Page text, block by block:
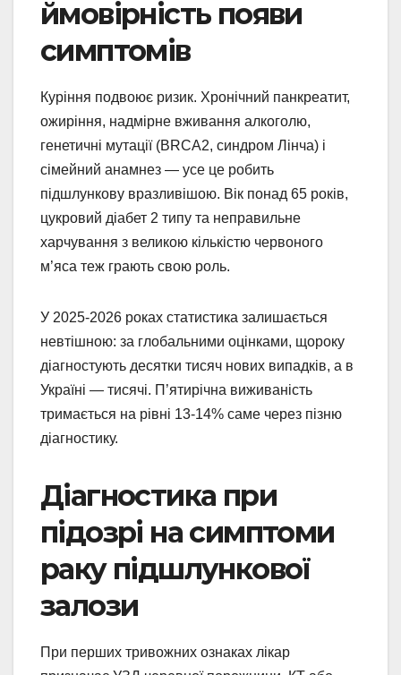
ймовірність появи
симптомів
Куріння подвоює ризик. Хронічний панкреатит,
ожиріння, надмірне вживання алкоголю,
генетичні мутації (BRCA2, синдром Лінча) і
сімейний анамнез — усе це робить
підшлункову вразливішою. Вік понад 65 років,
цукровий діабет 2 типу та неправильне
харчування з великою кількістю червоного
м’яса теж грають свою роль.
У 2025-2026 роках статистика залишається
невтішною: за глобальними оцінками, щороку
діагностують десятки тисяч нових випадків, а в
Україні — тисячі. П’ятирічна виживаність
тримається на рівні 13-14% саме через пізню
діагностику.
Діагностика при
підозрі на симптоми
раку підшлункової
залози
При перших тривожних ознаках лікар